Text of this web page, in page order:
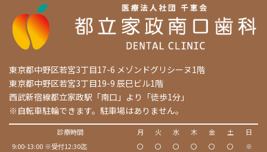
東京都中野区若宮3丁目17-6 メゾンドグリシーヌ1階
東京都中野区若宮3丁目19-9 辰巳ビル1階
西武新宿線都立家政駅「南口」より「徒歩1分」
※自転車駐輪できます。駐車場はありません。
診療時間 月 火 水 木 金 土
日
9:00-13:00 ※受付12:30迄
〇 〇 〇 〇 〇 〇
※